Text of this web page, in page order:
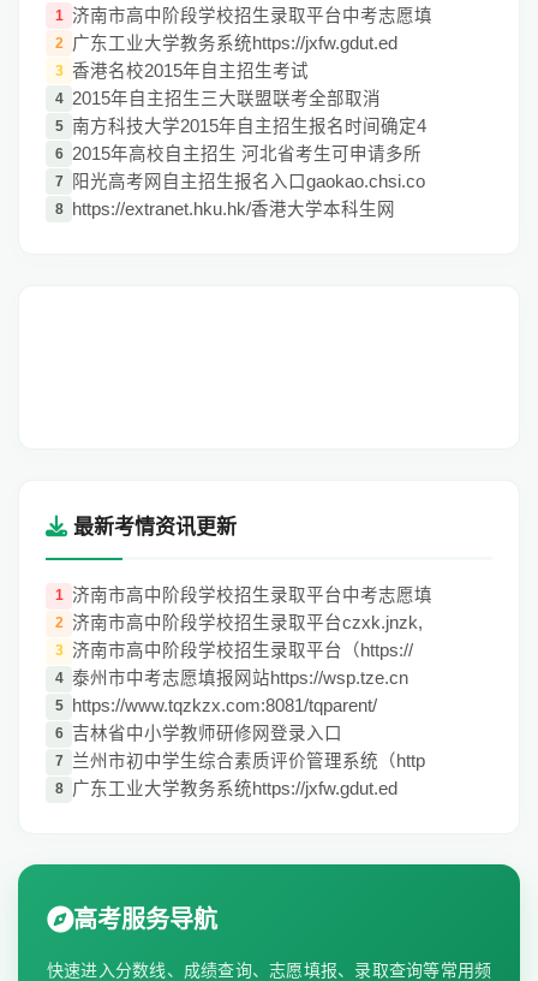
1 济南市高中阶段学校招生录取平台中考志愿填
2 广东工业大学教务系统https://jxfw.gdut.ed
3 香港名校2015年自主招生考试
4 2015年自主招生三大联盟联考全部取消
5 南方科技大学2015年自主招生报名时间确定4
6 2015年高校自主招生 河北省考生可申请多所
7 阳光高考网自主招生报名入口gaokao.chsi.co
8 https://extranet.hku.hk/香港大学本科生网
最新考情资讯更新
1 济南市高中阶段学校招生录取平台中考志愿填
2 济南市高中阶段学校招生录取平台czxk.jnzk,
3 济南市高中阶段学校招生录取平台（https://
4 泰州市中考志愿填报网站https://wsp.tze.cn
5 https://www.tqzkzx.com:8081/tqparent/
6 吉林省中小学教师研修网登录入口
7 兰州市初中学生综合素质评价管理系统（http
8 广东工业大学教务系统https://jxfw.gdut.ed
高考服务导航
快速进入分数线、成绩查询、志愿填报、录取查询等常用频